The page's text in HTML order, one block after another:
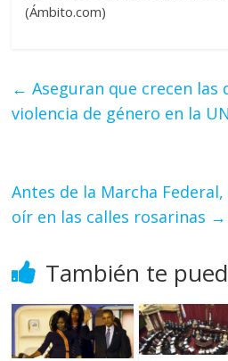
(Ámbito.com)
← Aseguran que crecen las
violencia de género en la
Antes de la Marcha
oír en las calles rosarinas →
También te